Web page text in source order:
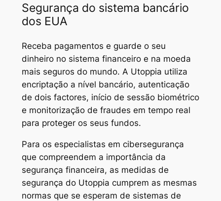
Segurança do sistema bancário
dos EUA
Receba pagamentos e guarde o seu
dinheiro no sistema financeiro e na moeda
mais seguros do mundo. A Utoppia utiliza
encriptação a nível bancário, autenticação
de dois factores, início de sessão biométrico
e monitorização de fraudes em tempo real
para proteger os seus fundos.
Para os especialistas em cibersegurança
que compreendem a importância da
segurança financeira, as medidas de
segurança do Utoppia cumprem as mesmas
normas que se esperam de sistemas de